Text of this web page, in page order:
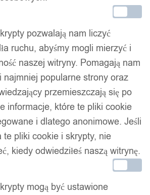
pozwalają nam liczyć
ruchu, abyśmy mogli mierzyć i
naszej witryny. Pomagają nam
najmniej popularne strony oraz
przemieszczają się po
informacje, które te pliki cookie
i dlatego anonimowe. Jeśli
te pliki cookie i skrypty, nie
kiedy odwiedziłeś naszą witrynę.
mogą być ustawione